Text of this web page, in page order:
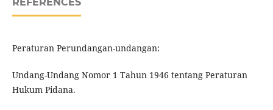
Peraturan Perundangan-undangan:
Undang-Undang Nomor 1 Tahun 1946 tentang Peraturan
Hukum Pidana.